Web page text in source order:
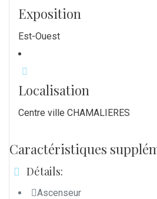
Exposition
Est-Ouest
Localisation
Centre ville CHAMALIERES
Caractéristiques
Détails:
Ascenseur